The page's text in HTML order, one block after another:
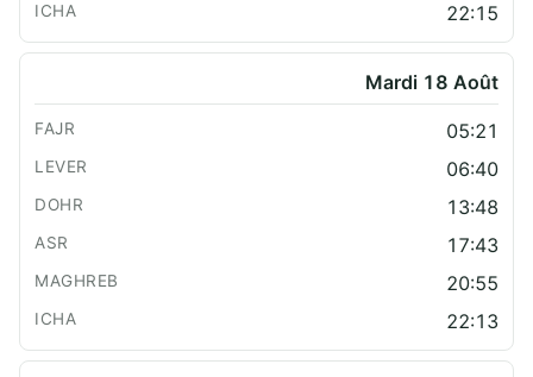
22:15
Mardi 18 Août
05:21
06:40
13:48
17:43
20:55
22:13